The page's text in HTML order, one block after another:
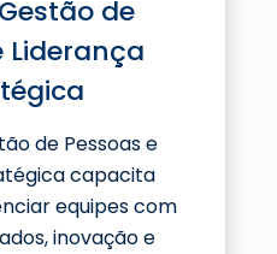
de
Liderança
de Pessoas e
capacita
equipes com
inovação e